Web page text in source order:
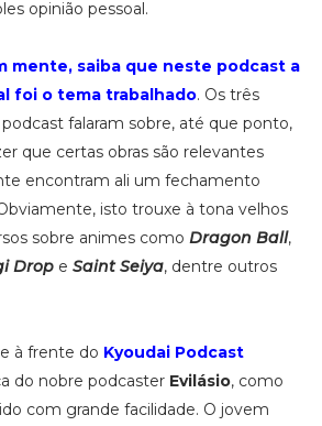
opinião pessoal.
mente, saiba que neste podcast a
foi o tema trabalhado. Os três
falaram sobre, até que ponto,
que certas obras são relevantes
encontram ali um fechamento
isto trouxe à tona velhos
sobre animes como Dragon Ball,
Drope Saint Seiya, dentre outros
à frente do Kyoudai Podcast
do nobre podcaster Evilásio, como
com grande facilidade. O jovem